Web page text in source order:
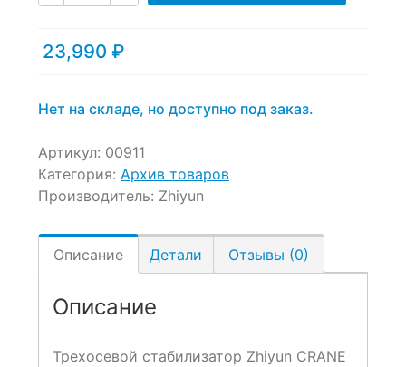
23,990 ₽
Нет на складе, но доступно под заказ.
Артикул: 00911
Категория: Архив товаров
Производитель: Zhiyun
Описание Детали Отзывы (0)
Описание
Трехосевой стабилизатор Zhiyun CRANE